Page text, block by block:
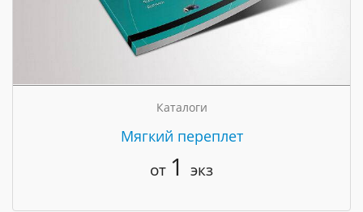
Каталоги
Мягкий переплет
от 1 экз